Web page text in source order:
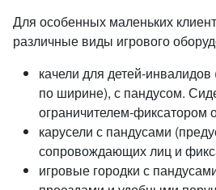
Для особенных маленьких
различные виды игрового
качели для детей-
по ширине), с пандусом.
ограничителем-фиксатором
карусели с пандусами
сопровождающих лиц и
игровые городки с